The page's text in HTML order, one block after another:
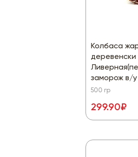
Колбаса
деревенски
заморож в/у
500 гр
299.90₽